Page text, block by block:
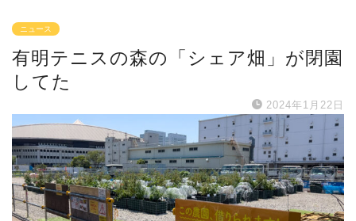
ニュース
有明テニスの森の「シェア畑」が閉園
してた
2024年1月22日